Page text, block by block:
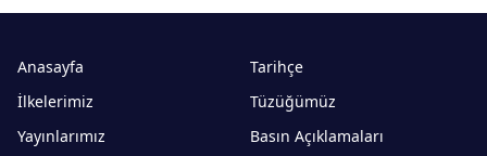
Anasayfa
Tarihçe
İlkelerimiz
Tüzüğümüz
Yayınlarımız
Basın Açıklamaları